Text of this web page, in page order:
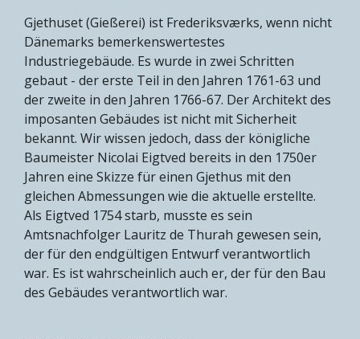
Gjethuset (Gießerei) ist Frederiksværks, wenn nicht
Dänemarks bemerkenswertestes
Industriegebäude. Es wurde in zwei Schritten
gebaut - der erste Teil in den Jahren 1761-63 und
der zweite in den Jahren 1766-67. Der Architekt des
imposanten Gebäudes ist nicht mit Sicherheit
bekannt. Wir wissen jedoch, dass der königliche
Baumeister Nicolai Eigtved bereits in den 1750er
Jahren eine Skizze für einen Gjethus mit den
gleichen Abmessungen wie die aktuelle erstellte.
Als Eigtved 1754 starb, musste es sein
Amtsnachfolger Lauritz de Thurah gewesen sein,
der für den endgültigen Entwurf verantwortlich
war. Es ist wahrscheinlich auch er, der für den Bau
des Gebäudes verantwortlich war.